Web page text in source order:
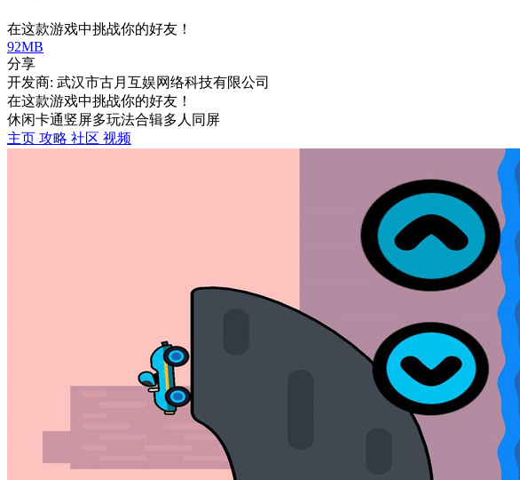
在这款游戏中挑战你的好友！
92MB
分享
开发商: 武汉市古月互娱网络科技有限公司
在这款游戏中挑战你的好友！
休闲卡通竖屏多玩法合辑多人同屏
主页 攻略 社区 视频